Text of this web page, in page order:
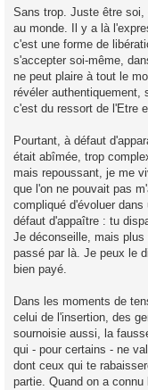
Sans trop. Juste être
au monde. Il y a là
c'est une forme de
s'accepter soi-même,
ne peut plaire à tout le
révéler authentiquement,
c'est du ressort de l'Etre
Pourtant, à défaut
était abîmée, trop
mais repoussant, je me
que l'on ne pouvait pas
compliqué d'évoluer
défaut d'appaître : tu
Je déconseille, mais
passé par là. Je peux le
bien payé.
Dans les moments de
celui de l'insertion, des
sournoisie aussi, la
qui - pour certains - ne
dont ceux qui te
partie. Quand on a